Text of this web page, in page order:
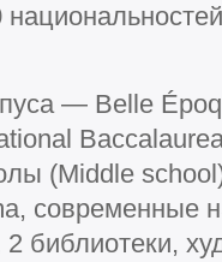
— Belle
(Middle
современные
библиотеки,